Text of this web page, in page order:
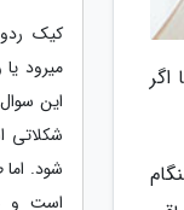
کیک
میرود
این
شکلاتی
شود.
است و